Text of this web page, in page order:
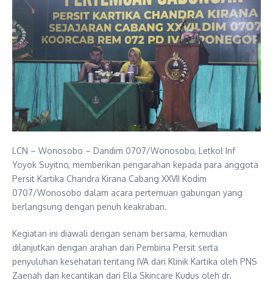
LCN – Wonosobo – Dandim 0707/Wonosobo, Letkol Inf
Yoyok Suyitno, memberikan pengarahan kepada para anggota
Persit Kartika Chandra Kirana Cabang XXVII Kodim
0707/Wonosobo dalam acara pertemuan gabungan yang
berlangsung dengan penuh keakraban.
Kegiatan ini diawali dengan senam bersama, kemudian
dilanjutkan dengan arahan dari Pembina Persit serta
penyuluhan kesehatan tentang IVA dari Klinik Kartika oleh PNS
Zaenah dan kecantikan dari Ella Skincare Kudus oleh dr.